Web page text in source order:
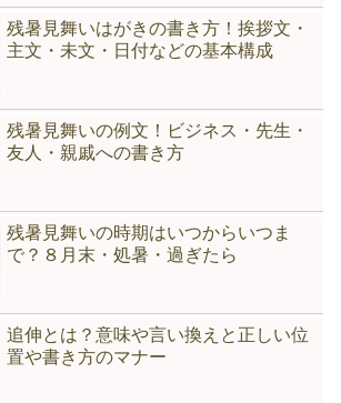
残暑見舞いはがきの書き方！挨拶文・
主文・未文・日付などの基本構成
残暑見舞いの例文！ビジネス・先生・
友人・親戚への書き方
残暑見舞いの時期はいつからいつま
で？８月末・処暑・過ぎたら
追伸とは？意味や言い換えと正しい位
置や書き方のマナー